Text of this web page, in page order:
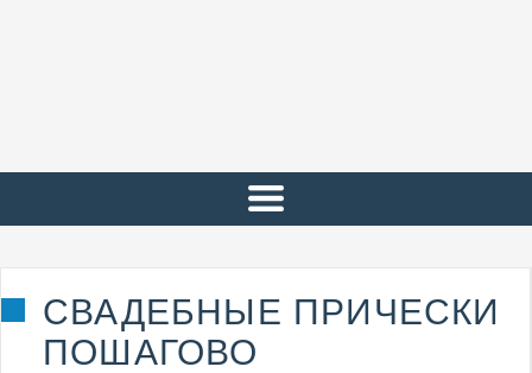
СВАДЕБНЫЕ ПРИЧЕСКИ
ПОШАГОВО